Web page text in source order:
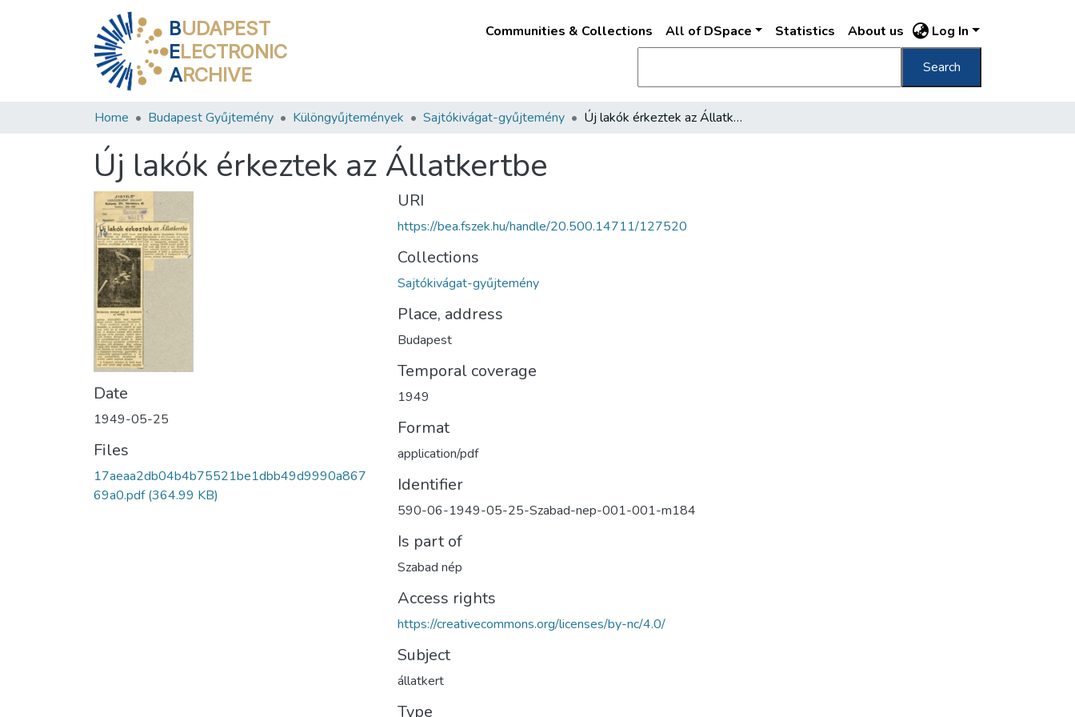
BUDAPEST
ELECTRONIC
ARCHIVE
Communities & Collections All of DSpace Statistics About us Log In
Search
Home Budapest Gyűjtemény Különgyűjtemények Sajtókivágat-gyűjtemény Új lakók érkeztek az Állatkertbe
Új lakók érkeztek az Állatkertbe
Date
1949-05-25
Files
17aeaa2db04b4b75521be1dbb49d9990a867
69a0.pdf(364.99 KB)
URI
https://bea.fszek.hu/handle/20.500.14711/127520
Collections
Sajtókivágat-gyűjtemény
Place, address
Budapest
Temporal coverage
1949
Format
application/pdf
Identifier
590-06-1949-05-25-Szabad-nep-001-001-m184
Is part of
Szabad nép
Access rights
https://creativecommons.org/licenses/by-nc/4.0/
Subject
állatkert
Type